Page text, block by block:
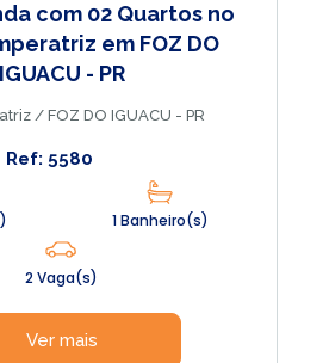
com 02 Quartos no
em FOZ DO
IGUACU - PR
/ FOZ DO IGUACU - PR
Ref: 5580
1 Banheiro(s)
2 Vaga(s)
Ver mais